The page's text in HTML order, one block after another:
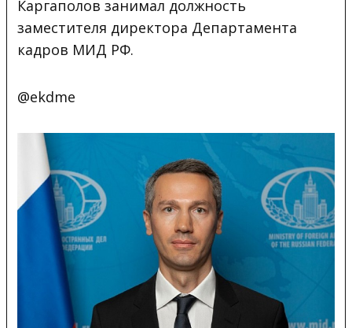
Каргаполов занимал должность
заместителя директора Департамента
кадров МИД РФ.
@ekdme